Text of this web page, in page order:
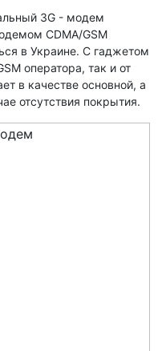
3G - модем
CDMA/GSM
в Украине. С гаджетом
оператора, так и от
в качестве основной, а
отсутствия покрытия.